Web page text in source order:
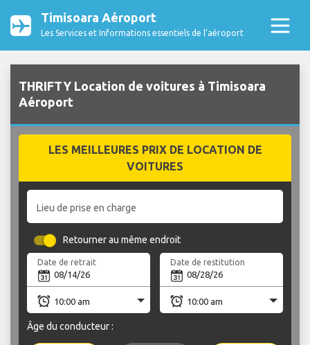
Timisoara Aéroport
Les Services et Informations essentiels de l’aéroport
THRIFTY Location de voitures à Timisoara
Aéroport
LES MEILLEURES PRIX DE LOCATION DE
VOITURES
Lieu de prise en charge
Retourner au même endroit
Date de retrait Date de restitution
Âge du conducteur :